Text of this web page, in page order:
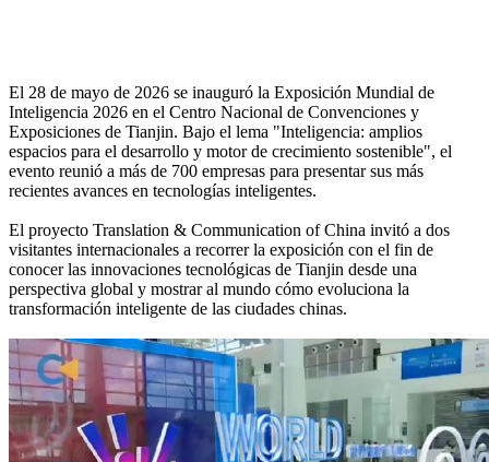
El 28 de mayo de 2026 se inauguró la Exposición Mundial de
Inteligencia 2026 en el Centro Nacional de Convenciones y
Exposiciones de Tianjin. Bajo el lema "Inteligencia: amplios
espacios para el desarrollo y motor de crecimiento sostenible", el
evento reunió a más de 700 empresas para presentar sus más
recientes avances en tecnologías inteligentes.
El proyecto Translation & Communication of China invitó a dos
visitantes internacionales a recorrer la exposición con el fin de
conocer las innovaciones tecnológicas de Tianjin desde una
perspectiva global y mostrar al mundo cómo evoluciona la
transformación inteligente de las ciudades chinas.